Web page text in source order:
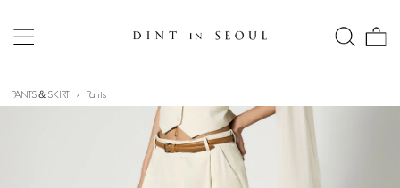
PANTS＆SKIRT Pants